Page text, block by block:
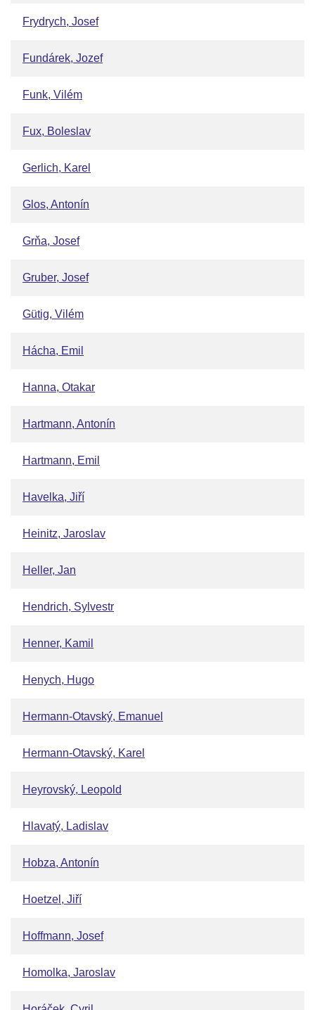
Frydrych, Josef
Fundárek, Jozef
Funk, Vilém
Fux, Boleslav
Gerlich, Karel
Glos, Antonín
Grňa, Josef
Gruber, Josef
Gütig, Vilém
Hácha, Emil
Hanna, Otakar
Hartmann, Antonín
Hartmann, Emil
Havelka, Jiří
Heinitz, Jaroslav
Heller, Jan
Hendrich, Sylvestr
Henner, Kamil
Henych, Hugo
Hermann-Otavský, Emanuel
Hermann-Otavský, Karel
Heyrovský, Leopold
Hlavatý, Ladislav
Hobza, Antonín
Hoetzel, Jiří
Hoffmann, Josef
Homolka, Jaroslav